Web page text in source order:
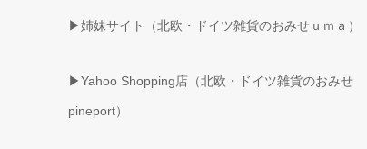
▶姉妹サイト（北欧・ドイツ雑貨のおみせｕｍａ）
▶Yahoo Shopping店（北欧・ドイツ雑貨のおみせ
pineport）